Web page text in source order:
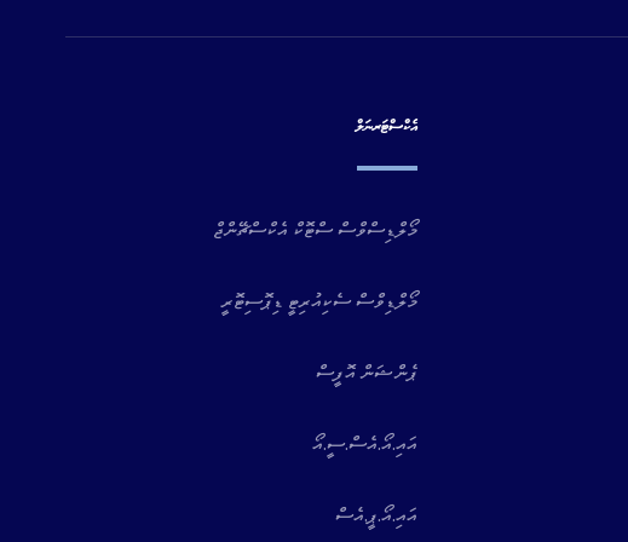
އެކްސްޓަރނަލް
މޯލްޑިސްވްސް ސްޓޮކް އެކްސްޗޭންޖް
މޯލްޑިވްސް ސެކިއުރިޓީ ޑިޕޮސިޓޮރީ
ޕެންޝަން އޮފީސް
އައި.އޯ.އެސް.ސީ.އޯ
އައި.އޯ.ޕީ.އެސް